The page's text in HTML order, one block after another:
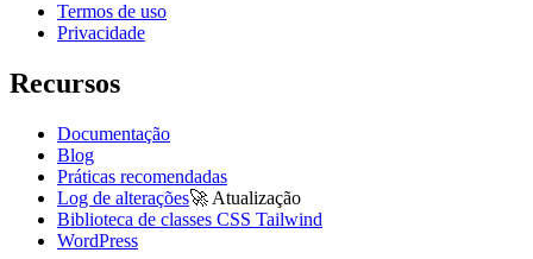
Termos de uso
Privacidade
Recursos
Documentação
Blog
Práticas recomendadas
Log de alterações🚀 Atualização
Biblioteca de classes CSS Tailwind
WordPress